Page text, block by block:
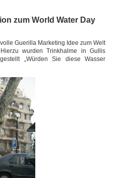
zum World Water Day
Guerilla Marketing Idee zum Welt
wurden Trinkhalme in Gullis
„Würden Sie diese Wasser